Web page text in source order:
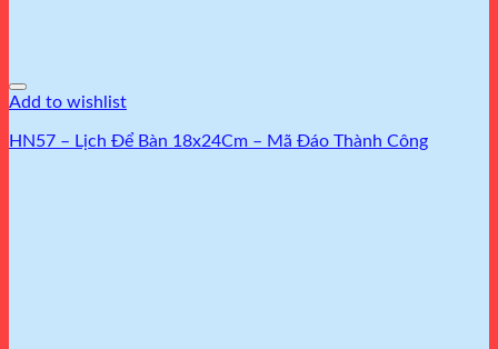
Add to wishlist
HN57 – Lịch Để Bàn 18x24Cm – Mã Đáo Thành Công